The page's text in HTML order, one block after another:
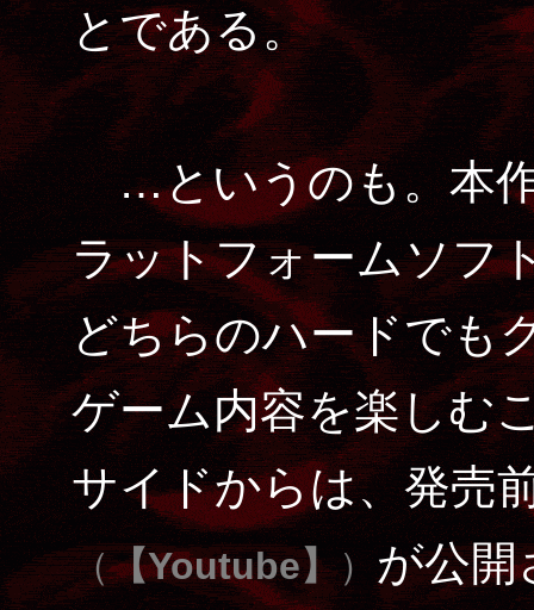
とである。
…というのも。本
ラットフォームソフ
どちらのハードでも
ゲーム内容を楽しむ
サイドからは、発売
（【Youtube】）が公開